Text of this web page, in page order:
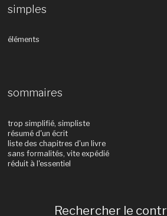
simples
éléments
sommaires
trop simplifié, simpliste
résumé d'un écrit
liste des chapitres d'un livre
sans formalités, vite expédié
réduit à l'essentiel
Rechercher le